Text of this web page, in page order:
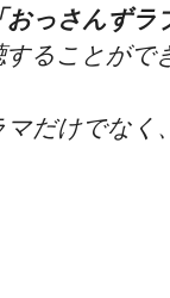
「おっさんずラ
することがで
だけでなく